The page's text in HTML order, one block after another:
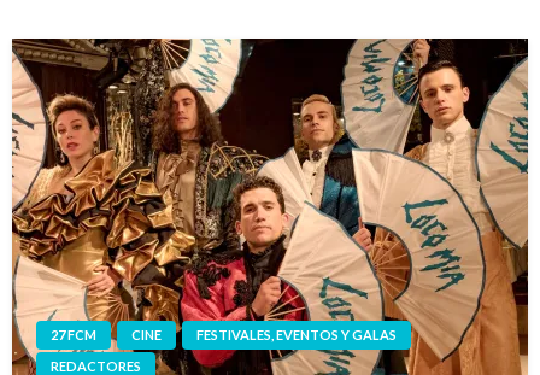
27 FCM CINE
FESTIVALES, EVENTOS Y GALAS
REDACTORES